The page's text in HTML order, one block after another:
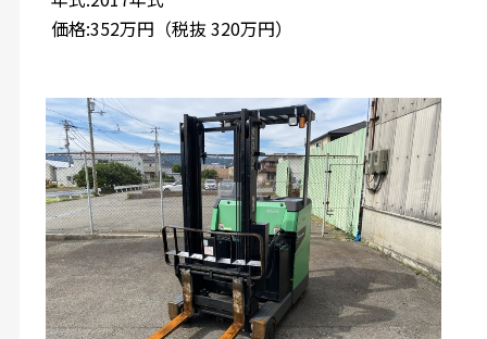
価格:352万円（税抜 320万円）